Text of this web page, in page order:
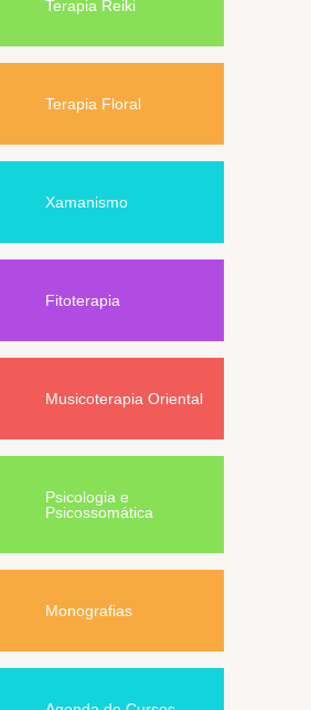
Terapia Reiki
Terapia Floral
Xamanismo
Fitoterapia
Musicoterapia Oriental
Psicologia e
Psicossomática
Monografias